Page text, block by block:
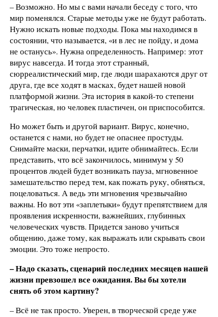
– Возможно. Но мы с вами начали беседу с того, что
мир поменялся. Старые методы уже не будут работать.
Нужно искать новые подходы. Пока мы находимся в
состоянии, что называется, «и в лес не пойду, и дома
не останусь». Нужна определенность. Например: этот
вирус навсегда. И тогда этот странный,
сюрреалистический мир, где люди шарахаются друг от
друга, где все ходят в масках, будет нашей новой
платформой жизни. Эта история в какой-то степени
трагическая, но человек пластичен, он приспособится.
Но может быть и другой вариант. Вирус, конечно,
останется с нами, но будет не опаснее простуды.
Снимайте маски, перчатки, идите обнимайтесь. Если
представить, что всё закончилось, минимум у 50
процентов людей будет возникать пауза, мгновенное
замешательство перед тем, как пожать руку, обняться,
поцеловаться. А ведь эти мгновения чрезвычайно
важны. Но вот эти «заплетыки» будут препятствием для
проявления искренности, важнейших, глубинных
человеческих чувств. Придется заново учиться
общению, даже тому, как выражать или скрывать свои
эмоции. Это тоже непросто.
– Надо сказать, сценарий последних месяцев нашей
жизни превзошел все ожидания. Вы бы хотели
снять об этом картину?
– Всё не так просто. Уверен, в творческой среде уже